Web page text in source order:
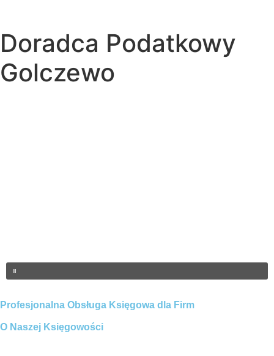
Doradca Podatkowy
Golczewo
Profesjonalna Obsługa Księgowa dla Firm
O Naszej Księgowości